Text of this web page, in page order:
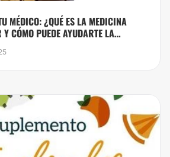
MÉDICO: ¿QUÉ ES LA MEDICINA
CÓMO PUEDE AYUDARTE LA